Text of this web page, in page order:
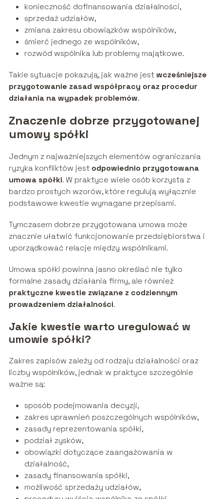
konieczność dofinansowania działalności,
sprzedaż udziałów,
zmiana zakresu obowiązków wspólników,
śmierć jednego ze wspólników,
rozwód wspólnika lub problemy majątkowe.
Takie sytuacje pokazują, jak ważne jestwcześniejsze
przygotowanie zasad współpracy oraz procedur
działania na wypadek problemów.
Znaczenie dobrze przygotowanej
umowy spółki
Jednym z najważniejszych elementów ograniczania
ryzyka konfliktów jest odpowiednio przygotowana
umowa spółki. W praktyce wiele osób korzysta z
bardzo prostych wzorów, które regulują wyłącznie
podstawowe kwestie wymagane przepisami.
Tymczasem dobrze przygotowana umowa może
znacznie ułatwić funkcjonowanie przedsiębiorstwa i
uporządkować relacje między wspólnikami.
Umowa spółki powinna jasno określać nie tylko
formalne zasady działania firmy, ale również
praktyczne kwestie związane z codziennym
prowadzeniem działalności.
Jakie kwestie warto uregulować w
umowie spółki?
Zakres zapisów zależy od rodzaju działalności oraz
liczby wspólników, jednak w praktyce szczególnie
ważne są:
sposób podejmowania decyzji,
zakres uprawnień poszczególnych wspólników,
zasady reprezentowania spółki,
podział zysków,
obowiązki dotyczące zaangażowania w
działalność,
zasady finansowania spółki,
możliwość sprzedaży udziałów,